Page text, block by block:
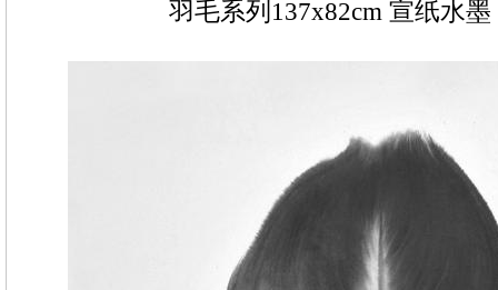
羽毛系列137x82cm 宣纸水墨